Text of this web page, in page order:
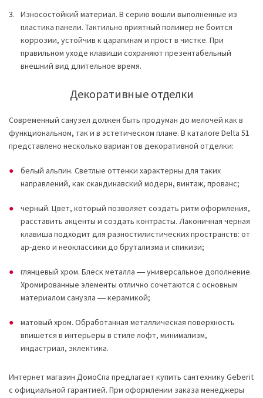
Износостойкий материал. В серию вошли выполненные из
пластика панели. Тактильно приятный полимер не боится
коррозии, устойчив к царапинам и прост в чистке. При
правильном уходе клавиши сохраняют презентабельный
внешний вид длительное время.
Декоративные отделки
Современный санузел должен быть продуман до мелочей как в
функциональном, так и в эстетическом плане. В каталоге Delta 51
представлено несколько вариантов декоративной отделки:
белый альпин. Светлые оттенки характерны для таких
направлений, как скандинавский модерн, винтаж, прованс;
черный. Цвет, который позволяет создать ритм оформления,
расставить акценты и создать контрасты. Лаконичная черная
клавиша подходит для разностилистических пространств: от
ар-деко и неоклассики до брутализма и спикизи;
глянцевый хром. Блеск металла ― универсальное дополнение.
Хромированные элементы отлично сочетаются с основным
материалом санузла ― керамикой;
матовый хром. Обработанная металлическая поверхность
впишется в интерьеры в стиле лофт, минимализм,
индастриал, эклектика.
Интернет магазин ДомоСпа предлагает купить сантехнику Geberit
с официальной гарантией. При оформлении заказа менеджеры